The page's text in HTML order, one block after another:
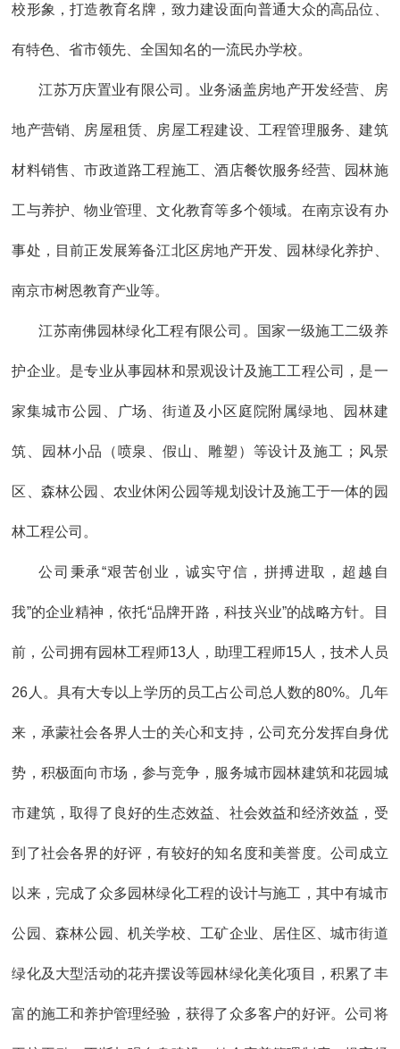
校形象，打造教育名牌，致力建设面向普通大众的高品位、
有特色、省市领先、全国知名的一流民办学校。
江苏万庆置业有限公司。业务涵盖房地产开发经营、房
地产营销、房屋租赁、房屋工程建设、工程管理服务、建筑
材料销售、市政道路工程施工、酒店餐饮服务经营、园林施
工与养护、物业管理、文化教育等多个领域。在南京设有办
事处，目前正发展筹备江北区房地产开发、园林绿化养护、
南京市树恩教育产业等。
江苏南佛园林绿化工程有限公司。国家一级施工二级养
护企业。是专业从事园林和景观设计及施工工程公司，是一
家集城市公园、广场、街道及小区庭院附属绿地、园林建
筑、园林小品（喷泉、假山、雕塑）等设计及施工；风景
区、森林公园、农业休闲公园等规划设计及施工于一体的园
林工程公司。
公司秉承“艰苦创业，诚实守信，拼搏进取，超越自
我”的企业精神，依托“品牌开路，科技兴业”的战略方针。目
前，公司拥有园林工程师13人，助理工程师15人，技术人员
26人。具有大专以上学历的员工占公司总人数的80%。几年
来，承蒙社会各界人士的关心和支持，公司充分发挥自身优
势，积极面向市场，参与竞争，服务城市园林建筑和花园城
市建筑，取得了良好的生态效益、社会效益和经济效益，受
到了社会各界的好评，有较好的知名度和美誉度。公司成立
以来，完成了众多园林绿化工程的设计与施工，其中有城市
公园、森林公园、机关学校、工矿企业、居住区、城市街道
绿化及大型活动的花卉摆设等园林绿化美化项目，积累了丰
富的施工和养护管理经验，获得了众多客户的好评。公司将